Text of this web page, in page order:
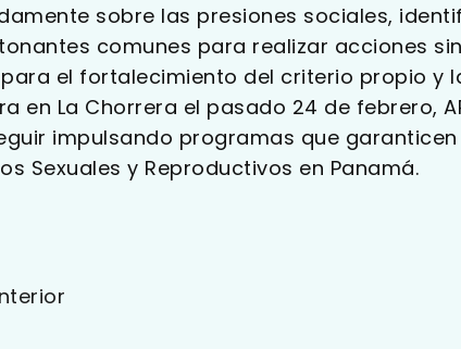
sobre las presiones sociales,
comunes para realizar acciones
el fortalecimiento del criterio propio y
en La Chorrera el pasado 24 de febrero,
impulsando programas que
Sexuales y Reproductivos en Panamá.